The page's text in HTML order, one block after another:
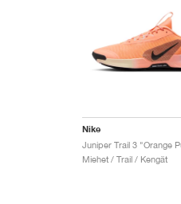
Nike
Miehet / Trail / Kengät